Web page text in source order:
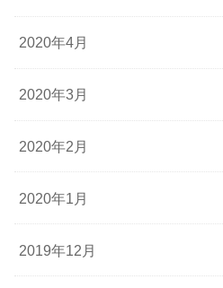
2020年4月
2020年3月
2020年2月
2020年1月
2019年12月